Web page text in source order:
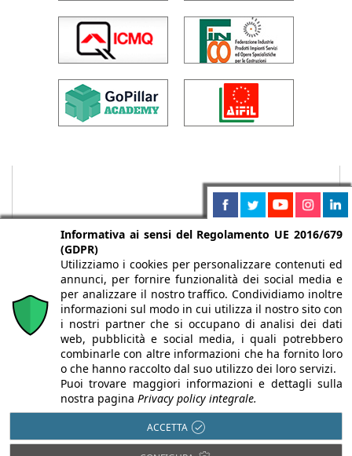
Chi siamo Autori Per la tua pubblicità
Iscriviti alla
newsletter
Infobuild è testata registrata presso il Tribunale di Milano al n° 63
Informativa ai sensi del Regolamento UE 2016/679
(GDPR)
Utilizziamo i cookies per personalizzare contenuti ed
annunci, per fornire funzionalità dei social media e
per analizzare il nostro traffico. Condividiamo inoltre
informazioni sul modo in cui utilizza il nostro sito con
i nostri partner che si occupano di analisi dei dati
web, pubblicità e social media, i quali potrebbero
combinarle con altre informazioni che ha fornito loro
o che hanno raccolto dal suo utilizzo dei loro servizi.
Puoi trovare maggiori informazioni e dettagli sulla
nostra pagina Privacy policy integrale.
ACCETTA